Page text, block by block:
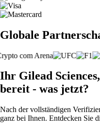
Globale
Ihr Gilead
bereit - was jetzt?
Nach der vollständigen
ganz bei Ihnen. Entdecken Sie